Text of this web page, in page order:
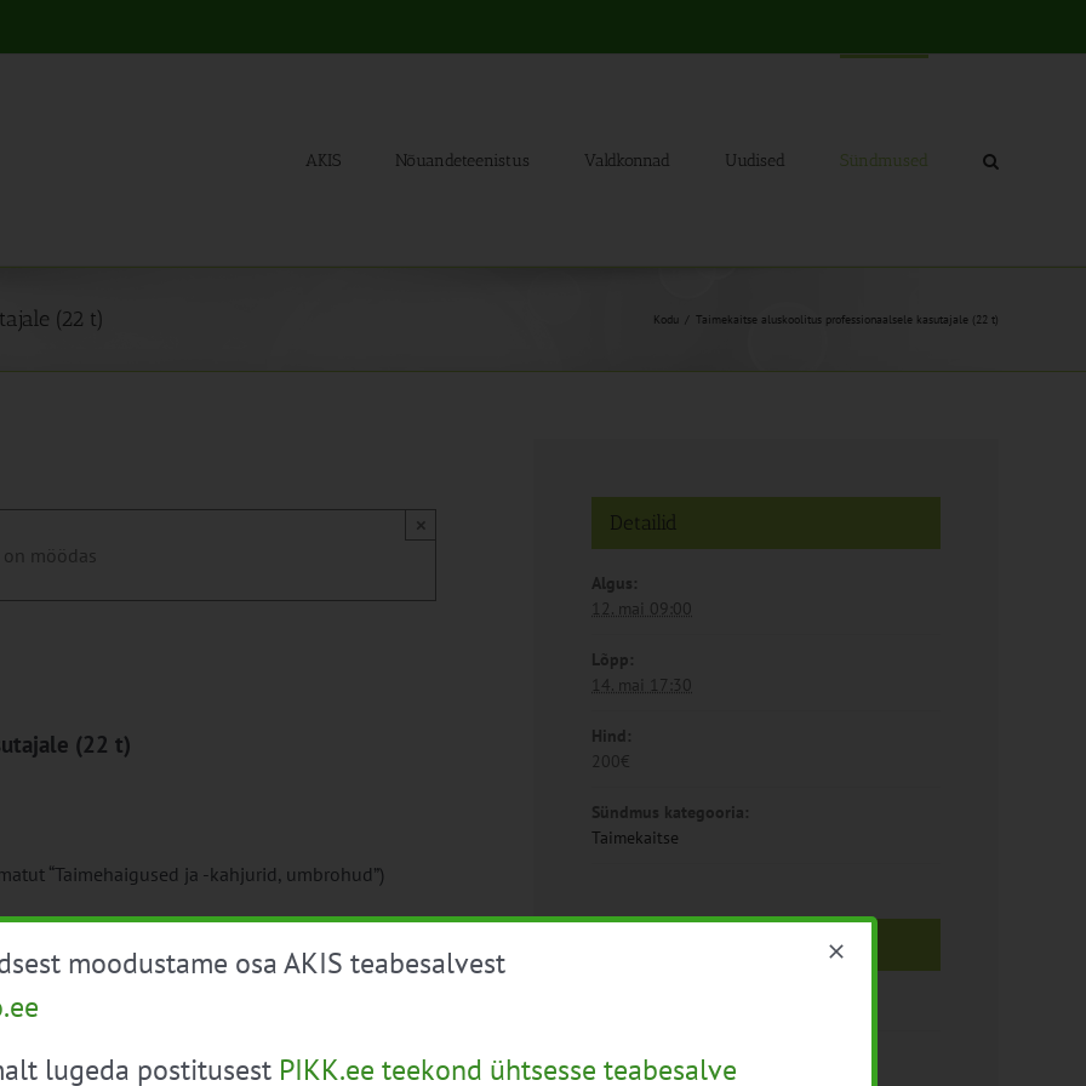
AKIS Nõuandeteenistus Valdkonnad Uudised Sündmused
(22 t) Kodu Taimekaitse aluskoolitus professionaalsele kasutajale (22 t)
möödas
×
(22 t)
“Taimehaigused ja -kahjurid, umbrohud”)
Detailid
Algus:
12. mai 09:00
Lõpp:
14. mai 17:30
Hind:
200€
Sündmus kategooria:
Taimekaitse
moodustame osa AKIS teabesalvest
lugeda postitusest PIKK.ee teekond ühtsesse teabesalve